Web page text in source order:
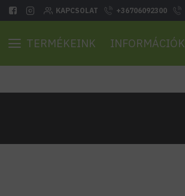
KAPCSOLAT +36706092300
TERMÉKEINK INFORMÁCIÓK